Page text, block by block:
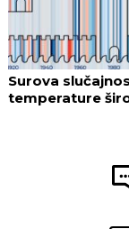
Surova
temperature